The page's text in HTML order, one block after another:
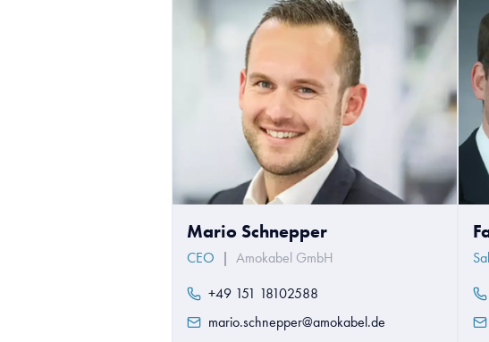
Mario Schnepper
CEO | Amokabel GmbH
+49 151 18102588
mario.schnepper@amokabel.de